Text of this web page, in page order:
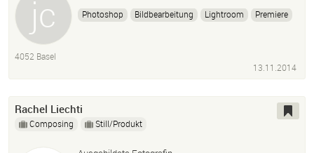
Photoshop Bildbearbeitung Lightroom
Premiere
4052 Basel
13.11.2014
Rachel Liechti
Composing Still/Produkt